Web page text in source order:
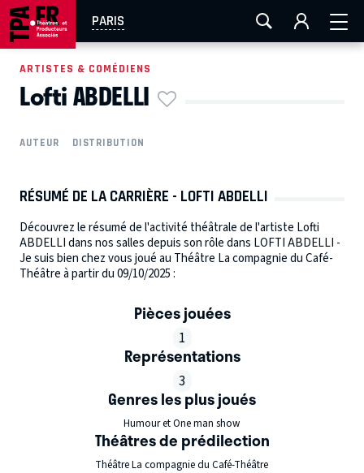
PARIS
AIX-MARSEILLE LA ROCHELLE
EN TOURNÉE
ARTISTES & COMÉDIENS
Lofti ABDELLI
AUTEUR DISTRIBUTION
RÉSUMÉ DE LA CARRIÈRE - LOFTI ABDELLI
Découvrez le résumé de l'activité théâtrale de l'artiste Lofti
ABDELLI dans nos salles depuis son rôle dans LOFTI ABDELLI -
Je suis bien chez vous joué au Théâtre La compagnie du Café-
Théâtre à partir du 09/10/2025 :
Pièces jouées
1
Représentations
3
Genres les plus joués
Humour et One man show
Théâtres de prédilection
Théâtre La compagnie du Café-Théâtre